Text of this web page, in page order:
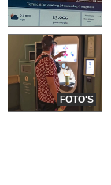
FOTO'S